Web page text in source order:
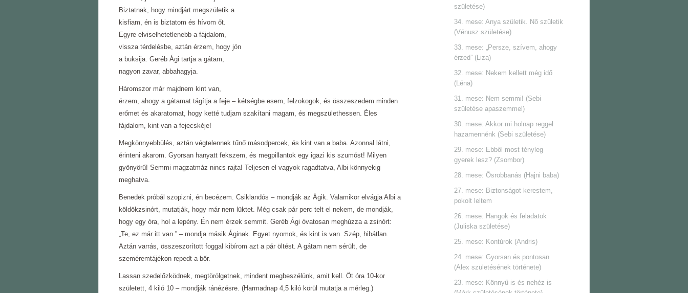
Biztatnak, hogy mindjárt megszületik a
kisfiam, én is biztatom és hívom őt.
Egyre elviselhetetlenebb a fájdalom,
vissza térdelésbe, aztán érzem, hogy jön
a buksija. Geréb Ági tartja a gátam,
nagyon zavar, abbahagyja.
Háromszor már majdnem kint van,
érzem, ahogy a gátamat tágítja a feje ‒ kétségbe esem, felzokogok, és összeszedem minden
erőmet és akaratomat, hogy ketté tudjam szakítani magam, és megszülethessen. Éles
fájdalom, kint van a fejecskéje!
Megkönnyebbülés, aztán végtelennek tűnő másodpercek, és kint van a baba. Azonnal látni,
érinteni akarom. Gyorsan hanyatt fekszem, és megpillantok egy igazi kis szumóst! Milyen
gyönyörű! Semmi magzatmáz nincs rajta! Teljesen el vagyok ragadtatva, Albi könnyekig
meghatva.
Benedek próbál szopizni, én becézem. Csiklandós ‒ mondják az Ágik. Valamikor elvágja Albi a
köldökzsinórt, mutatják, hogy már nem lüktet. Még csak pár perc telt el nekem, de mondják,
hogy egy óra, hol a lepény. Én nem érzek semmit. Geréb Ági óvatosan meghúzza a zsinórt:
„Te, ez már itt van.” ‒ mondja másik Áginak. Egyet nyomok, és kint is van. Szép, hibátlan.
Aztán varrás, összeszorított foggal kibírom azt a pár öltést. A gátam nem sérült, de
szeméremtájékon repedt a bőr.
Lassan szedelőzködnek, megtörölgetnek, mindent megbeszélünk, amit kell. Öt óra 10-kor
született, 4 kiló 10 ‒ mondják ránézésre. (Harmadnap 4,5 kiló körül mutatja a mérleg.)
születése)
34. mese: Anya születik. Nő születik
(Vénusz születése)
33. mese: „Persze, szívem, ahogy
érzed” (Liza)
32. mese: Nekem kellett még idő
(Léna)
31. mese: Nem semmi! (Sebi
születése apaszemmel)
30. mese: Akkor mi holnap reggel
hazamennénk (Sebi születése)
29. mese: Ebből most tényleg
gyerek lesz? (Zsombor)
28. mese: Ősrobbanás (Hajni baba)
27. mese: Biztonságot kerestem,
pokolt leltem
26. mese: Hangok és feladatok
(Juliska születése)
25. mese: Kontúrok (Andris)
24. mese: Gyorsan és pontosan
(Alex születésének története)
23. mese: Könnyű is és nehéz is